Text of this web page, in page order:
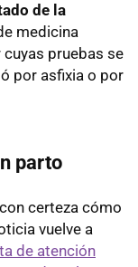
de la
medicina
pruebas se
por asfixia o por
parto
certeza cómo
vuelve a
de atención